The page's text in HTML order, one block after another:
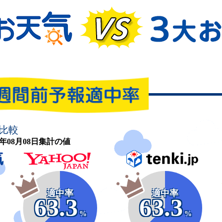
較
08月08日集計の値
適中率
63.3
%
適中率
63.3
%